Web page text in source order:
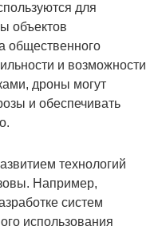
для
объектов
общественного
и возможности
дроны могут
и обеспечивать
технологий
Например,
систем
использования